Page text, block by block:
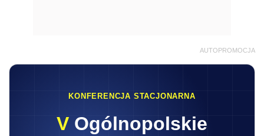
AUTOPROMOCJA
KONFERENCJA STACJONARNA
V Ogólnopolskie